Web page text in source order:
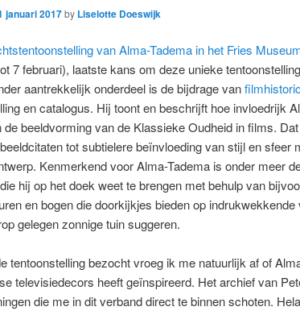
januari 2017by Liselotte Doeswijk
van Alma-Tadema in het Fries
7 februari), laatste kans om deze unieke
aantrekkelijk onderdeel is de bijdrage van
en catalogus. Hij toont en beschrijft hoe invloedrijk
de beeldvorming van de Klassieke Oudheid in films.
beeldcitaten tot subtielere beïnvloeding van stijl en sfeer
Kenmerkend voor Alma-Tadema is onder meer
hij op het doek weet te brengen met behulp van
en bogen die doorkijkjes bieden op
gelegen zonnige tuin suggeren.
tentoonstelling bezocht vroeg ik me natuurlijk af of
televisiedecors heeft geïnspireerd. Het archief van
die me in dit verband direct te binnen schoten.